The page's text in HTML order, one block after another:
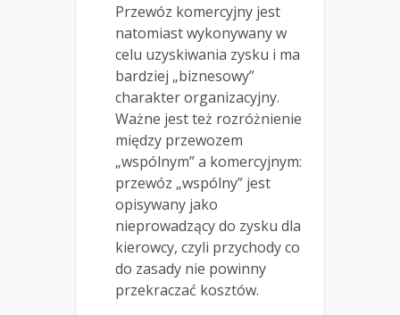
Przewóz komercyjny jest
natomiast wykonywany w
celu uzyskiwania zysku i ma
bardziej „biznesowy”
charakter organizacyjny.
Ważne jest też rozróżnienie
między przewozem
„wspólnym” a komercyjnym:
przewóz „wspólny” jest
opisywany jako
nieprowadzący do zysku dla
kierowcy, czyli przychody co
do zasady nie powinny
przekraczać kosztów.